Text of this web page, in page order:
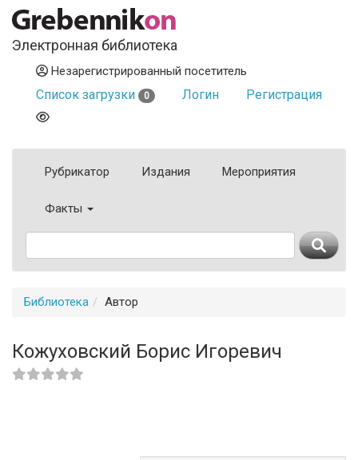
Электронная библиотека
Незарегистрированный посетитель
Список загрузки 0 Логин Регистрация
Рубрикатор Издания Мероприятия
Факты
Библиотека Автор
Кожуховский Борис Игоревич